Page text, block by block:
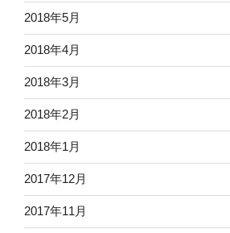
2018年5月
2018年4月
2018年3月
2018年2月
2018年1月
2017年12月
2017年11月